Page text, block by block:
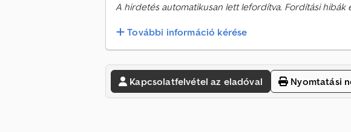
A hirdetés automatikusan lett lefordítva. Fordítási hibák
További információ kérése
Kapcsolatfelvétel az eladóval Nyomtatási